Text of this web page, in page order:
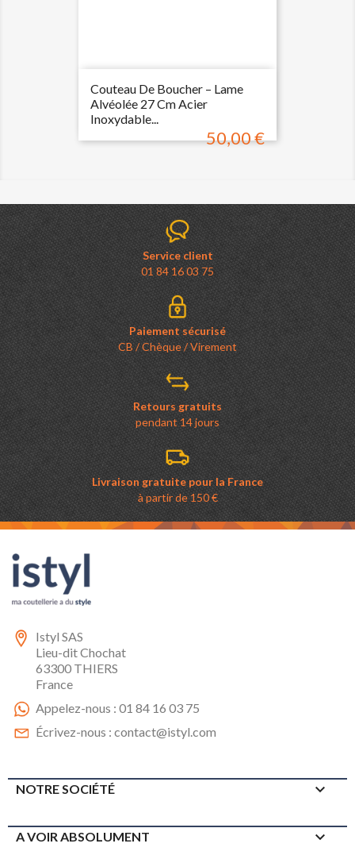
Couteau De Boucher – Lame
Alvéolée 27 Cm Acier
Inoxydable...
Prix
50,00 €
Service client
01 84 16 03 75
Paiement sécurisé
CB / Chèque / Virement
Retours gratuits
pendant 14 jours
Livraison gratuite pour la France
à partir de 150 €
Istyl SAS
Lieu-dit Chochat
63300 THIERS
France
Appelez-nous : 01 84 16 03 75
Écrivez-nous : contact@istyl.com
NOTRE SOCIÉTÉ 
A VOIR ABSOLUMENT 